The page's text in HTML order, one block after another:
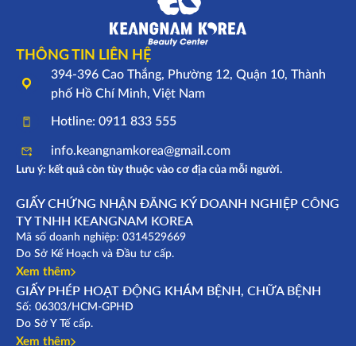
THÔNG TIN LIÊN HỆ
394-396 Cao Thắng, Phường 12, Quận 10, Thành
phố Hồ Chí Minh, Việt Nam
Hotline: 0911 833 555
info.keangnamkorea@gmail.com
Lưu ý: kết quả còn tùy thuộc vào cơ địa của mỗi người.
GIẤY CHỨNG NHẬN ĐĂNG KÝ DOANH NGHIỆP CÔNG
TY TNHH KEANGNAM KOREA
Mã số doanh nghiệp: 0314529669
Do Sở Kế Hoạch và Đầu tư cấp.
Xem thêm
GIẤY PHÉP HOẠT ĐỘNG KHÁM BỆNH, CHỮA BỆNH
Số: 06303/HCM-GPHĐ
Do Sở Y Tế cấp.
Xem thêm